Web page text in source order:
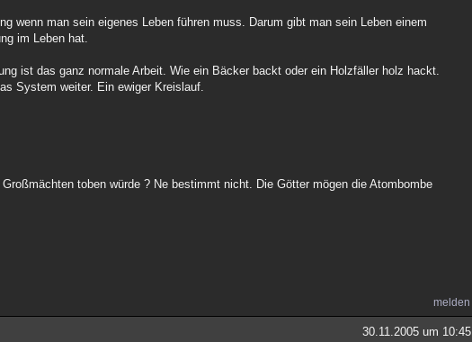
wenn man sein eigenes Leben führen muss. Darum gibt man sein Leben einem
im Leben hat.
ist das ganz normale Arbeit. Wie ein Bäcker backt oder ein Holzfäller holz hackt.
System weiter. Ein ewiger Kreislauf.
toben würde ? Ne bestimmt nicht. Die Götter mögen die Atombombe
melden
30.11.2005 um 10:45